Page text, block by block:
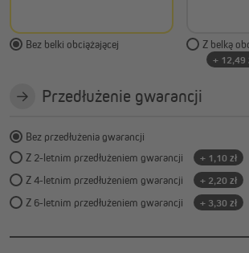
Bez belki obciążającej Z belką
+ 12,49
Przedłużenie gwarancji
Bez przedłużenia gwarancji
Z 2-letnim przedłużeniem gwarancji
+ 1,10 zł
Z 4-letnim przedłużeniem gwarancji + 2,20 zł
Z 6-letnim przedłużeniem gwarancji + 3,30 zł